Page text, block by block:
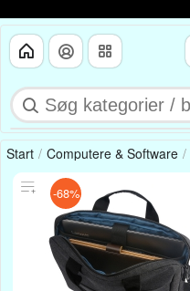
Start Computere & Software
-68%